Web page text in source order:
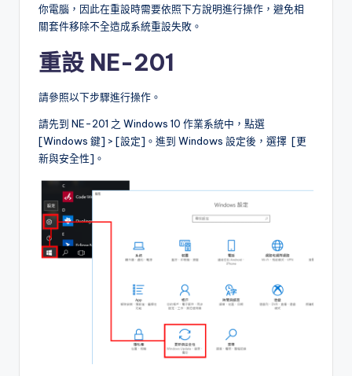
o你電腦，因此在重設時需要依照下方說明進行操作，避免相
關套件移除不全造成系統重設失敗。
重設 NE-201
請參照以下步驟進行操作。
請先到 NE-201 之 Windows 10 作業系統中，點選
[Windows 鍵] > [設定]。進到 Windows 設定後，選擇 [更
新與安全性]。